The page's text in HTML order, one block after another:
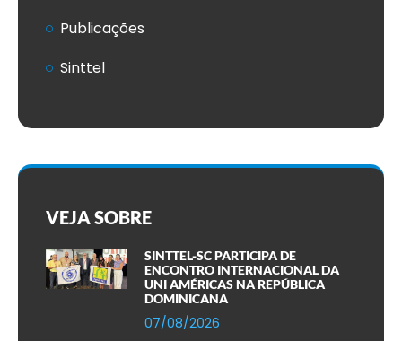
Publicações
Sinttel
VEJA SOBRE
SINTTEL-SC PARTICIPA DE
ENCONTRO INTERNACIONAL DA
UNI AMÉRICAS NA REPÚBLICA
DOMINICANA
07/08/2026